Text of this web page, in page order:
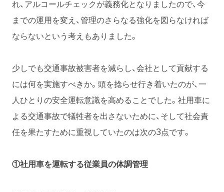
れ、アルコールチェックが義務化となりましたので、今
までの運用を変え、管理のさらなる強化を図らなければ
ならないという考えもありました。
少しでも交通事故被害者を減らし、会社として貢献する
には何を実施すべきか。頭を捻らせ行き着いたのが、一
人ひとりの安全運転意識を高めることでした。社用車に
よる交通事故で犠牲者を出さないために、そして社会責
任を果たすために重視していたのは次の3点です。
①社用車を運転する従業員の体調管理